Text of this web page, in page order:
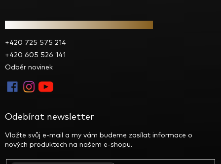
+420 725 575 214
+420 605 526 141
Odběr novinek
Odebírat newsletter
Vložte svůj e-mail a my vám budeme zasílat informace o
nových produktech na našem e-shopu.